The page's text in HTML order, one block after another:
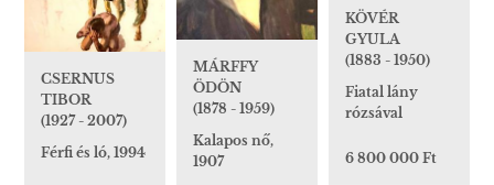
KÖVÉR
GYULA
(1883 - 1950)
Fiatal lány
rózsával
6 800 000 Ft
MÁRFFY
ÖDÖN
(1878 - 1959)
Kalapos nő,
1907
CSERNUS
TIBOR
(1927 - 2007)
Férfi és ló, 1994